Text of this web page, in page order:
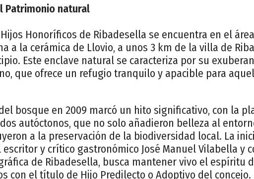
Patrimonio natural
Honoríficos de Ribadesella se encuentra en el
a la cerámica de Llovio, a unos 3 km de la villa de
Este enclave natural se caracteriza por su
que ofrece un refugio tranquilo y apacible para
bosque en 2009 marcó un hito significativo, con la
autóctonos, que no solo añadieron belleza al
a la preservación de la biodiversidad local. La
y crítico gastronómico José Manuel Vilabella y
de Ribadesella, busca mantener vivo el espíritu
con el título de Hijo Predilecto o Adoptivo del concejo.